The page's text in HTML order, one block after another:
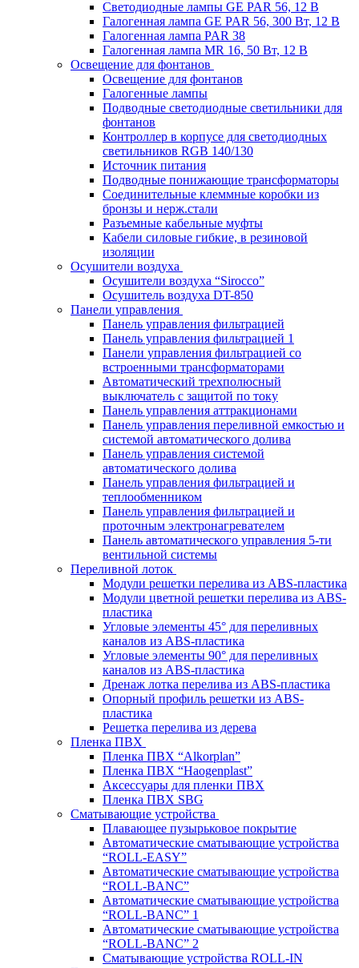
Светодиодные лампы GE PAR 56, 12 В
Галогенная лампа GE PAR 56, 300 Вт, 12 В
Галогенная лампа PAR 38
Галогенная лампа MR 16, 50 Вт, 12 В
Освещение для фонтанов
Освещение для фонтанов
Галогенные лампы
Подводные светодиодные светильники для
фонтанов
Контроллер в корпусе для светодиодных
светильников RGB 140/130
Источник питания
Подводные понижающие трансформаторы
Соединительные клеммные коробки из
бронзы и нерж.стали
Разъемные кабельные муфты
Кабели силовые гибкие, в резиновой
изоляции
Осушители воздуха
Осушители воздуха “Sirocco”
Осушитель воздуха DT-850
Панели управления
Панель управления фильтрацией
Панель управления фильтрацией 1
Панели управления фильтрацией cо
встроенными трансформаторами
Автоматический трехполюсный
выключатель с защитой по току
Панель управления аттракционами
Панель управления переливной емкостью и
системой автоматического долива
Панель управления системой
автоматического долива
Панель управления фильтрацией и
теплообменником
Панель управления фильтрацией и
проточным электронагревателем
Панель автоматического управления 5-ти
вентильной системы
Переливной лоток
Модули решетки перелива из ABS-пластика
Модули цветной решетки перелива из ABS-
пластика
Угловые элементы 45° для переливных
каналов из ABS-пластика
Угловые элементы 90° для переливных
каналов из ABS-пластика
Дренаж лотка перелива из ABS-пластика
Опорный профиль решетки из ABS-
пластика
Решетка перелива из дерева
Пленка ПВХ
Пленка ПВХ “Alkorplan”
Пленка ПВХ “Haogenplast”
Аксессуары для пленки ПВХ
Пленка ПВХ SBG
Сматывающие устройства
Плавающее пузырьковое покрытие
Автоматические сматывающие устройства
“ROLL-EASY”
Автоматические сматывающие устройства
“ROLL-BANC”
Автоматические сматывающие устройства
“ROLL-BANC” 1
Автоматические сматывающие устройства
“ROLL-BANC” 2
Сматывающие устройства ROLL-IN